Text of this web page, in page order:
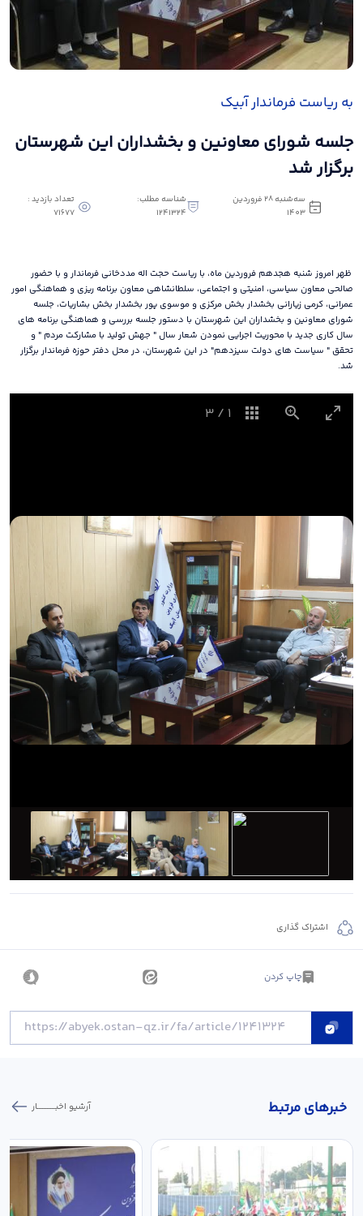
به ریاست فرماندار آبیک
جلسه شورای معاونین و بخشداران این شهرستان
برگزار شد
سه‌شنبه 28 فروردین
1403
شناسه مطلب:
1241324
تعداد بازدید :
71677
ظهر امروز شنبه هجدهم فروردین ماه، با ریاست حجت اله مددخانی فرماندار و با حضور
صالحی معاون سیاسی، امنیتی و اجتماعی، سلطانشاهی معاون برنامه ریزی و هماهنگی امور
عمرانی، کرمی زیارانی بخشدار بخش مرکزی و موسوی پور بخشدار بخش بشاریات، جلسه
شورای معاونین و بخشداران این شهرستان با دستور جلسه بررسی و هماهنگی برنامه های
سال کاری جدید با محوریت اجرایی نمودن شعار سال " جهش تولید با مشارکت مردم " و
تحقق " سیاست های دولت سیزدهم" در این شهرستان، در محل دفتر حوزه فرماندار برگزار
شد.
1
/
3
اشتراک گذاری
چاپ کردن
خبر‌های مرتبط آرشیو اخبـــــــــــار